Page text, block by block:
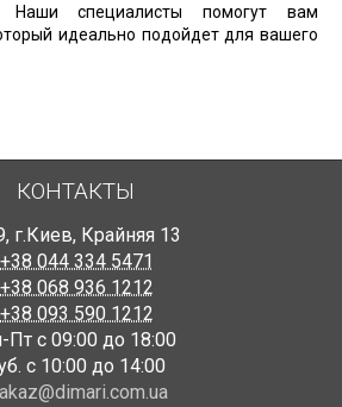
Наши специалисты помогут вам
идеально подойдет для вашего
КОНТАКТЫ
, г.Киев, Крайняя 13
+38 044 334 5471
+38 068 936 1212
+38 093 590 1212
Пт с 09:00 до 18:00
с 10:00 до 14:00